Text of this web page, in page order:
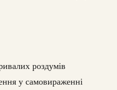
роздумів
у самовираженні